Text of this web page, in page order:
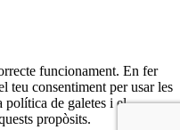
funcionament. En fer
teu consentiment per usar les
política de galetes i el
propòsits.